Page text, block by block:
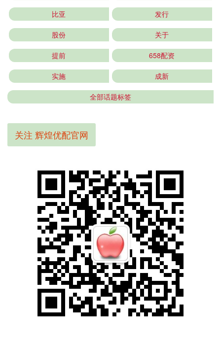
比亚 发行
股份 关于
提前 658配资
实施 成新
全部话题标签
关注 辉煌优配官网